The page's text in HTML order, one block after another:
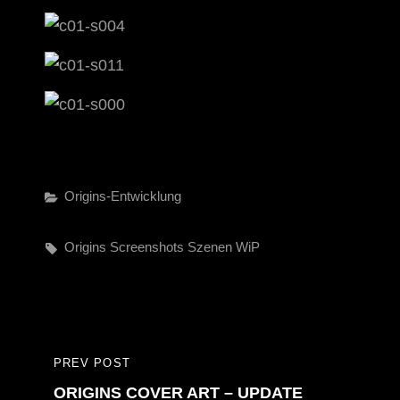
Categories
Origins-Entwicklung
Tags,
Origins Screenshots Szenen WiP
Beitragsnavigation
PREVIOUS
POST
PREV POST
ORIGINS COVER ART – UPDATE